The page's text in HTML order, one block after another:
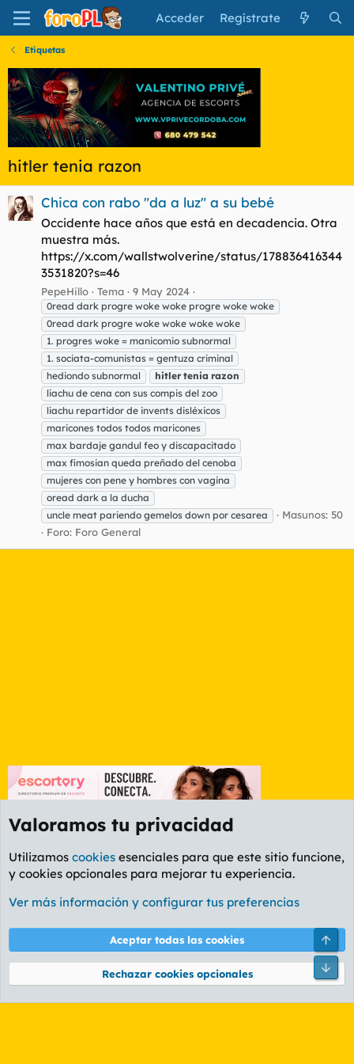
Acceder Regístrate
Etiquetas
hitler tenia razon
Chica con rabo "da a luz" a su bebé
Occidente hace años que está en decadencia. Otra
muestra más.
https://x.com/wallstwolverine/status/178836416344
3531820?s=46
PepeHillo Tema 9 May 2024
0read dark progre woke woke progre woke woke
0read dark progre woke woke woke woke
1. progres woke = manicomio subnormal
1. sociata-comunistas = gentuza criminal
hediondo subnormal
hitler tenia razon
liachu de cena con sus compis del zoo
liachu repartidor de invents disléxicos
maricones todos todos maricones
max bardaje gandul feo y discapacitado
max fimosian queda preñado del cenoba
mujeres con pene y hombres con vagina
oread dark a la ducha
uncle meat pariendo gemelos down por cesarea
Masunos: 50
Foro: Foro General
Etiquetas
Cookies
PL OLDSTYLE AMARILLO
Términos y reglas Política de privacidad Ayuda
Community platform by XenForo® © 2010-2026 XenForo Ltd.
Valoramos tu privacidad
Utilizamos cookies esenciales para que este sitio funcione,
y cookies opcionales para mejorar tu experiencia.
Ver más información y configurar tus preferencias
Aceptar todas las cookies
Rechazar cookies opcionales
Pie